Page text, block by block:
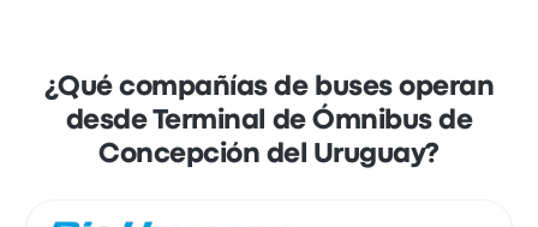
¿Qué compañías de buses operan
desde Terminal de Ómnibus de
Concepción del Uruguay?